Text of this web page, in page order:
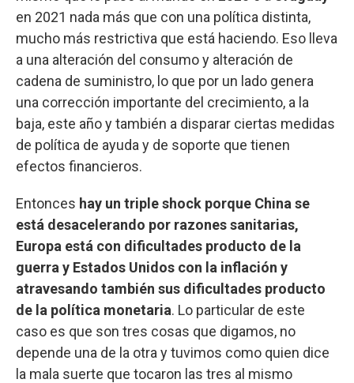
en 2021 nada más que con una política distinta,
mucho más restrictiva que está haciendo. Eso lleva
a una alteración del consumo y alteración de
cadena de suministro, lo que por un lado genera
una corrección importante del crecimiento, a la
baja, este año y también a disparar ciertas medidas
de política de ayuda y de soporte que tienen
efectos financieros.
Entonces hay un triple shock porque China se
está desacelerando por razones sanitarias,
Europa está con dificultades producto de la
guerra y Estados Unidos con la inflación y
atravesando también sus dificultades producto
de la política monetaria. Lo particular de este
caso es que son tres cosas que digamos, no
depende una de la otra y tuvimos como quien dice
la mala suerte que tocaron las tres al mismo